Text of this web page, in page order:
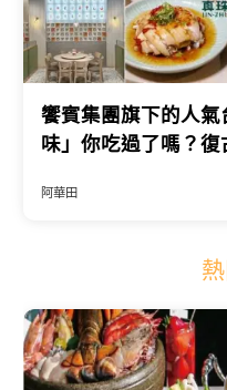
饗賓集團旗下的人
味」你吃過了嗎？
來用餐的地方！ - 阿
阿華田